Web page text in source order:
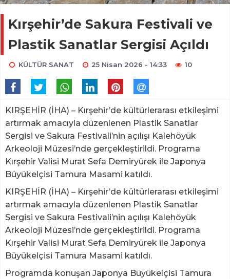
Kırşehir’de Sakura Festivali ve
Plastik Sanatlar Sergisi Açıldı
KÜLTÜR SANAT 25 Nisan 2026 - 14:33 10
KIRŞEHİR (İHA) – Kırşehir’de kültürlerarası etkileşimi
artırmak amacıyla düzenlenen Plastik Sanatlar
Sergisi ve Sakura Festivali’nin açılışı Kalehöyük
Arkeoloji Müzesi’nde gerçekleştirildi. Programa
Kırşehir Valisi Murat Sefa Demiryürek ile Japonya
Büyükelçisi Tamura Masami katıldı.
KIRŞEHİR (İHA) – Kırşehir’de kültürlerarası etkileşimi
artırmak amacıyla düzenlenen Plastik Sanatlar
Sergisi ve Sakura Festivali’nin açılışı Kalehöyük
Arkeoloji Müzesi’nde gerçekleştirildi. Programa
Kırşehir Valisi Murat Sefa Demiryürek ile Japonya
Büyükelçisi Tamura Masami katıldı.
Programda konuşan Japonya Büyükelçisi Tamura